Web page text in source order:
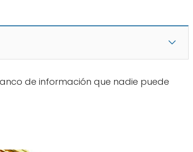
de información que nadie puede